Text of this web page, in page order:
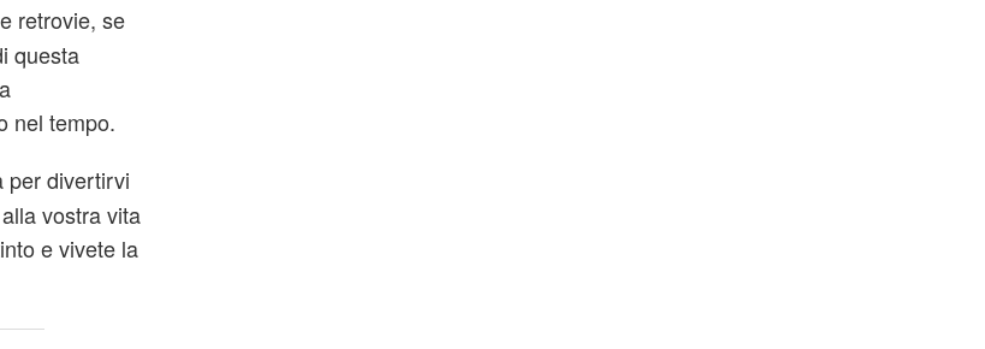
retrovie, se
questa
nel tempo.
per divertirvi
vostra vita
e vivete la